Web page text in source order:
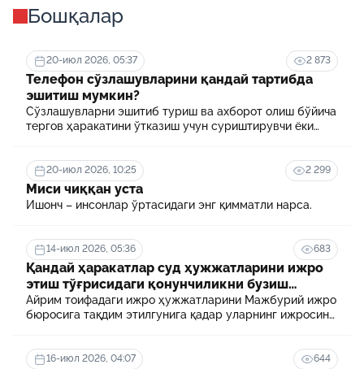
Бошқалар
20-июл 2026, 05:37 2 873
Телефон сўзлашувларини қандай тартибда
эшитиш мумкин?
Сўзлашувларни эшитиб туриш ва ахборот олиш бўйича
тергов ҳаракатини ўтказиш учун суриштирувчи ёки
20-июл 2026, 10:25 2 299
Миси чиққан уста
Ишонч – инсонлар ўртасидаги энг қимматли нарса.
14-июл 2026, 05:36 683
Қандай ҳаракатлар суд ҳужжатларини ижро
этиш тўғрисидаги қонунчиликни бузиш
ҳисобланади? 5 муҳим факт
Айрим тоифадаги ижро ҳужжатларини Мажбурий ижро
бюросига тақдим этилгунига қадар уларнинг ижросини
16-июл 2026, 04:07 644